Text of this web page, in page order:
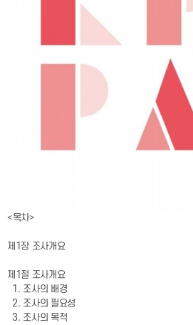
<목차>
제1장 조사개요
제1절 조사개요
1. 조사의 배경
2. 조사의 필요성
3. 조사의 목적